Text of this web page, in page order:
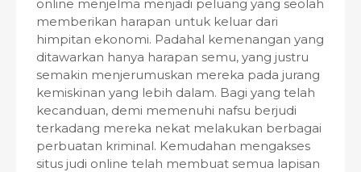
online menjelma menjadi peluang yang seolah
memberikan harapan untuk keluar dari
himpitan ekonomi. Padahal kemenangan yang
ditawarkan hanya harapan semu, yang justru
semakin menjerumuskan mereka pada jurang
kemiskinan yang lebih dalam. Bagi yang telah
kecanduan, demi memenuhi nafsu berjudi
terkadang mereka nekat melakukan berbagai
perbuatan kriminal. Kemudahan mengakses
situs judi online telah membuat semua lapisan